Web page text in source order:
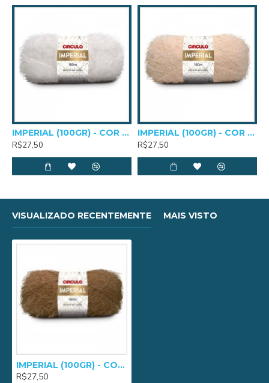
IMPERIAL (100GR) - COR 0010
R$27,50
IMPERIAL (100GR) - COR 0205
R$27,50
VISUALIZADO RECENTEMENTE MAIS VISTO
IMPERIAL (100GR) - COR 0876
R$27,50